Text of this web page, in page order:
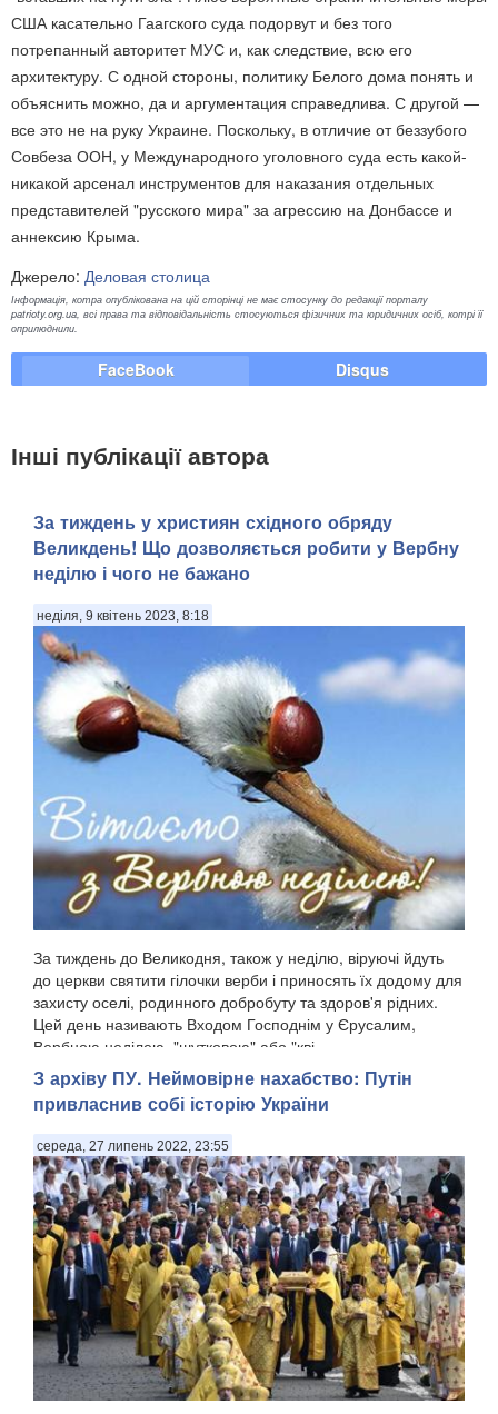
США касательно Гаагского суда подорвут и без того
потрепанный авторитет МУС и, как следствие, всю его
архитектуру. С одной стороны, политику Белого дома понять и
объяснить можно, да и аргументация справедлива. С другой —
все это не на руку Украине. Поскольку, в отличие от беззубого
Совбеза ООН, у Международного уголовного суда есть какой-
никакой арсенал инструментов для наказания отдельных
представителей "русского мира" за агрессию на Донбассе и
аннексию Крыма.
Джерело: Деловая столица
Інформація, котра опублікована на цій сторінці не має стосунку до редакції порталу
patrioty.org.ua, всі права та відповідальність стосуються фізичних та юридичних осіб, котрі її
оприлюднили.
FaceBook Disqus
Інші публікації автора
За тиждень у християн східного обряду
Великдень! Що дозволяється робити у Вербну
неділю і чого не бажано
неділя, 9 квітень 2023, 8:18
За тиждень до Великодня, також у неділю, віруючі йдуть
до церкви святити гілочки верби і приносять їх додому для
захисту оселі, родинного добробуту та здоров'я рідних.
Цей день називають Входом Господнім у Єрусалим,
Вербною неділею, "шутковою" або "кві...
З архіву ПУ. Неймовірне нахабство: Путін
привласнив собі історію України
середа, 27 липень 2022, 23:55